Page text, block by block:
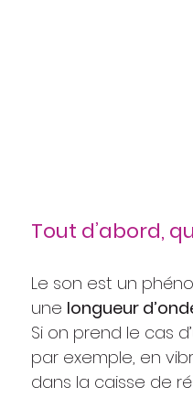
Tout d’abord,
Le son est un
une longueur
Si on prend le cas
par exemple, en
dans la caisse de